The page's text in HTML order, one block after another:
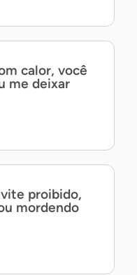
calor, você
me deixar
proibido,
mordendo